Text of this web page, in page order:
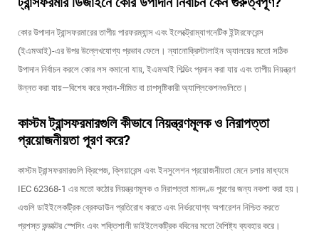
কোর উপাদান ট্রান্সফরমারের তাপীয় পারফরম্যান্স এবং ইলেক্ট্রোম্যাগনেটিক ইন্টারফেরেন্স
(ইএমআই)-এর উপর উল্লেখযোগ্য প্রভাব ফেলে। ন্যানোক্রিস্টালাইন অ্যালয়ের মতো সঠিক
উপাদান নির্বাচন করলে কোর লস কমানো যায়, ইএমআই শিল্ডিং প্রদান করা যায় এবং তাপীয় নিয়ন্ত্রণ
উন্নত করা যায়—বিশেষ করে স্থান-সীমিত বা চাপসৃষ্টিকারী অ্যাপ্লিকেশনগুলিতে।
কাস্টম ট্রান্সফরমারগুলি কীভাবে নিয়ন্ত্রণমূলক ও নিরাপত্তা
প্রয়োজনীয়তা পূরণ করে?
কাস্টম ট্রান্সফরমারগুলি ক্রিপেজ, ক্লিয়ারেন্স এবং ইনসুলেশন প্রয়োজনীয়তা মেনে চলার মাধ্যমে
IEC 62368-1 এর মতো কঠোর নিয়ন্ত্রণমূলক ও নিরাপত্তা মানদণ্ড পূরণের জন্য নকশা করা হয়।
এগুলি ডাইইলেকট্রিক ব্রেকডাউন প্রতিরোধ করতে এবং নির্ভরযোগ্য অপারেশন নিশ্চিত করতে
প্রশস্ত কন্ডাক্টর স্পেসিং এবং শক্তিশালী ডাইইলেকট্রিক ববিনের মতো বৈশিষ্ট্য ব্যবহার করে।